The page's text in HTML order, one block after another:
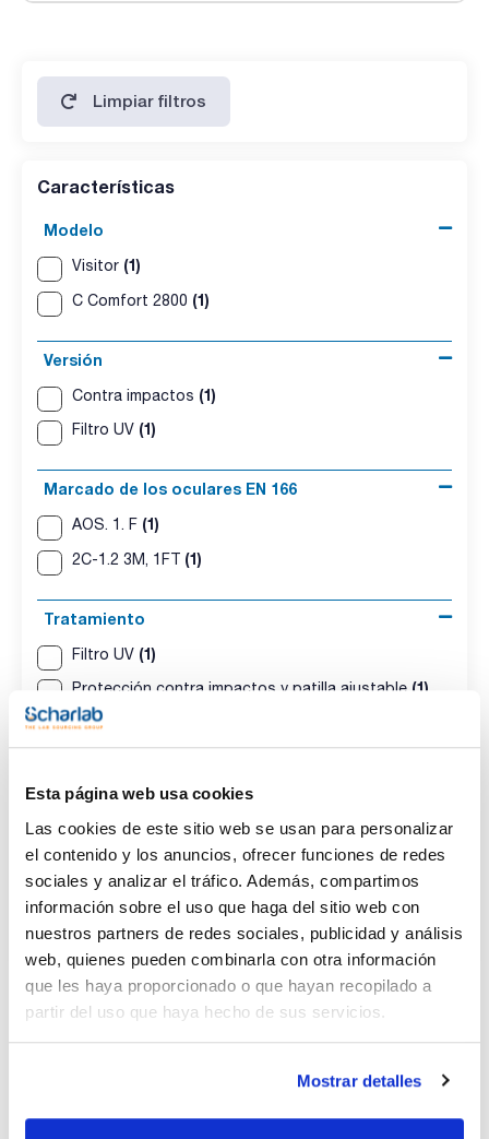
Esta página web usa cookies
Las cookies de este sitio web se usan para personalizar
el contenido y los anuncios, ofrecer funciones de redes
sociales y analizar el tráfico. Además, compartimos
información sobre el uso que haga del sitio web con
nuestros partners de redes sociales, publicidad y análisis
web, quienes pueden combinarla con otra información
que les haya proporcionado o que hayan recopilado a
partir del uso que haya hecho de sus servicios.
Mostrar detalles
Limpiar filtros
Características
Modelo
Visitor (1)
C Comfort 2800 (1)
Versión
Contra impactos (1)
Filtro UV (1)
Marcado de los oculares EN 166
AOS. 1. F (1)
2C-1.2 3M, 1FT (1)
Tratamiento
Filtro UV (1)
Protección contra impactos y patilla ajustable (1)
Transparencia luz visible (%)
92
Pack (u.)
20(2)
Marcado de los
AOS. 1. F